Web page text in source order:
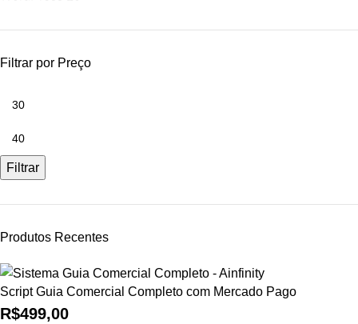
Filtrar por Preço
Filtrar
Produtos Recentes
Script Guia Comercial Completo com Mercado Pago
R$499,00